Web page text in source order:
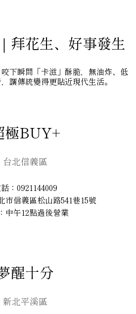
拜花生、好事發生
下瞬間「卡滋」酥脆，無油炸、低
讓傳統變得更貼近現代生活。
極BUY+
台北信義區
：0921144009
市信義區松山路541巷15號
中午12點過後營業
醒十分
新北平溪區